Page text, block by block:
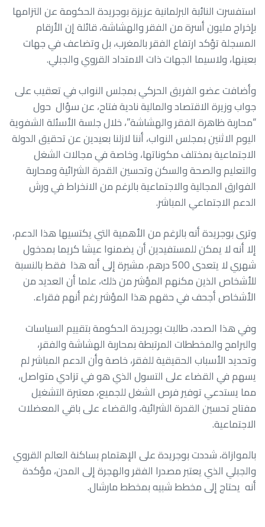
استفسرت النائبة البرلمانية عزيزة بوجريدة الحكومة عن التزامها
بإخراج مليون أسرة من الفقر والهشاشة، قائلة إن الأرقام
المسجلة تؤكد ارتفاع الفقر بالمغرب، بل وتضاعف في جهات
بعينها، ولاسيما الجهات ذات الامتداد القروي والجبلي.
وأضافت عضو الفريق الحركي بمجلس النواب في تعقيب على
جواب وزيرة الاقتصاد والمالية نادية فتاح، عن سؤال حول
“محاربة ظاهرة الفقر والهشاشة”، خلال جلسة الأسئلة الشفوية
اليوم الاثنين بمجلس النواب، أننا لازلنا بعيدين عن تحقيق الدولة
الاجتماعية بمختلف مكوناتها، وخاصة في مجالات الشغل
والتعليم والصحة والسكن وتحسين القدرة الشرائية ومحاربة
الفوارق المجالية والاجتماعية بالرغم من الانخراط في ورش
الدعم الاجتماعي المباشر.
وترى بوجريدة أنه بالرغم من الأهمية التي يكتسيها هذا الدعم،
إلا أنه لا يمكن للمستفيدين أن يضمنوا عيشا كريما بمدخول
شهري لا يتعدى 500 درهم، مشيرة إلى أنه هذا فقط بالنسبة
للأشخاص الذين مكنهم المؤشر من ذلك، علما أن العديد من
الأشخاص أجحف في حقهم هذا المؤشر رغم أنهم فقراء.
وفي هذا الصدد، طالبت بوجريدة الحكومة بتقييم السياسات
والبرامج والمخططات المرتبطة بمحاربة الهشاشة والفقر،
وتحديد الأسباب الحقيقية للفقر، خاصة وأن الدعم المباشر لم
يسهم في القضاء على التسول الذي هو في تزادي متواصل،
مما يستدعي توفير فرص الشغل للجميع، معتبرة التشغيل
مفتاح تحسين القدرة الشرائية، والقضاء على باقي المعضلات
الاجتماعية.
بالموازاة، شددت بوجريدة على الإهتمام بساكنة العالم القروي
والجبلي الذي يعتبر مصدرا الفقر والهجرة إلى المدن، مؤكدة
أنه يحتاج إلى مخطط شبيه بمخطط مارشال.